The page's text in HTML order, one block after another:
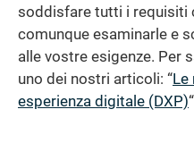
soddisfare tutti i requisiti
comunque esaminarle e
alle vostre esigenze. Per
uno dei nostri articoli: “
esperienza digitale (DXP)